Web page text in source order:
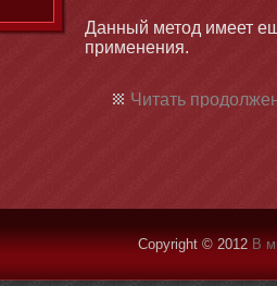
Данный метοд имеет
применения.
Читать
Copyright © 2012 В